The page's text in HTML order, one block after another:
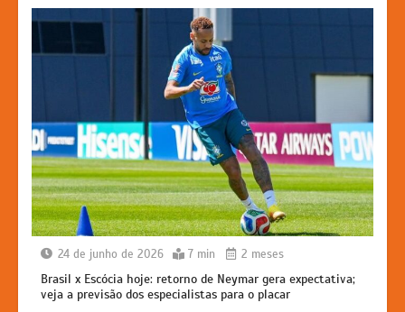
24 de junho de 2026 7 min 2 meses
Brasil x Escócia hoje: retorno de Neymar gera expectativa;
veja a previsão dos especialistas para o placar